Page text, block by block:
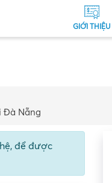
GIỚI THIỆU
Đà Nẵng
để được